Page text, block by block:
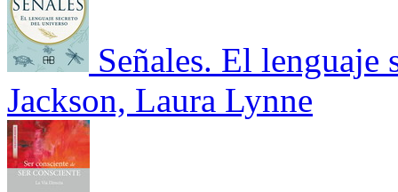
Señales. El lenguaje
Jackson, Laura Lynne